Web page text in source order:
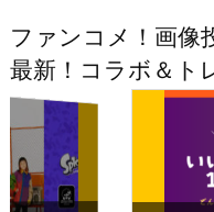
ファンコメ！画像
最新！コラボ＆ト